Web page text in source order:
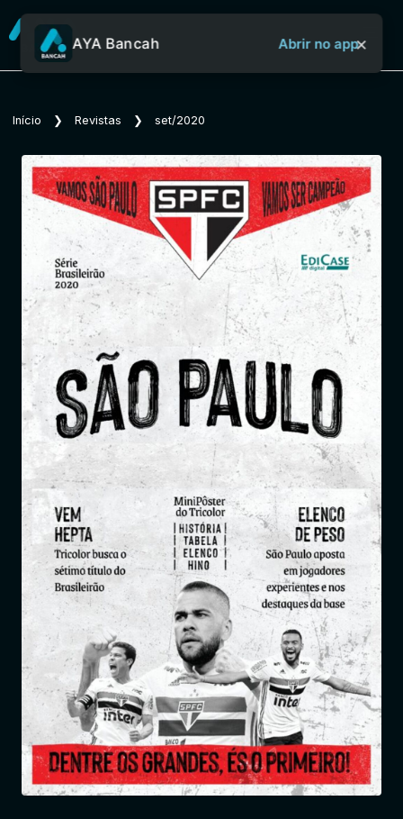
Sobre o Aya Bancah
Início
Revistas
Jornais
Notícias
Entrar
AYA Bancah Abrir no app×
Início ❯ Revistas ❯ set/2020